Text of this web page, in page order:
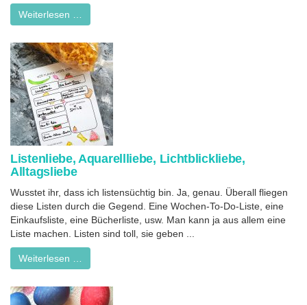
Weiterlesen …
Listenliebe, Aquarellliebe, Lichtblickliebe,
Alltagsliebe
Wusstet ihr, dass ich listensüchtig bin. Ja, genau. Überall fliegen
diese Listen durch die Gegend. Eine Wochen-To-Do-Liste, eine
Einkaufsliste, eine Bücherliste, usw. Man kann ja aus allem eine
Liste machen. Listen sind toll, sie geben ...
Weiterlesen …